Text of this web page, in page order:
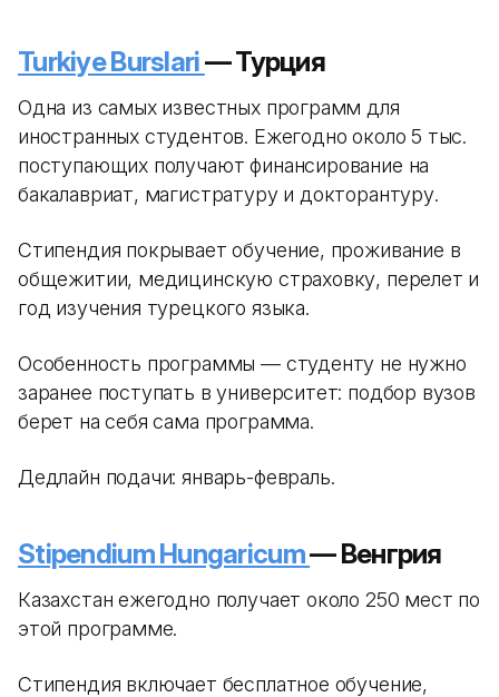
Turkiye Burslari— Турция
Одна из самых известных программ для
иностранных студентов. Ежегодно около 5 тыс.
поступающих получают финансирование на
бакалавриат, магистратуру и докторантуру.
Стипендия покрывает обучение, проживание в
общежитии, медицинскую страховку, перелет и
год изучения турецкого языка.
Особенность программы — студенту не нужно
заранее поступать в университет: подбор вузов
берет на себя сама программа.
Дедлайн подачи: январь-февраль.
Stipendium Hungaricum— Венгрия
Казахстан ежегодно получает около 250 мест по
этой программе.
Стипендия включает бесплатное обучение,